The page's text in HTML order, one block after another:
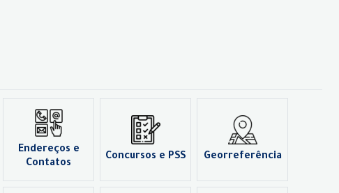
Endereços e
Contatos
Concursos e PSS Georreferência